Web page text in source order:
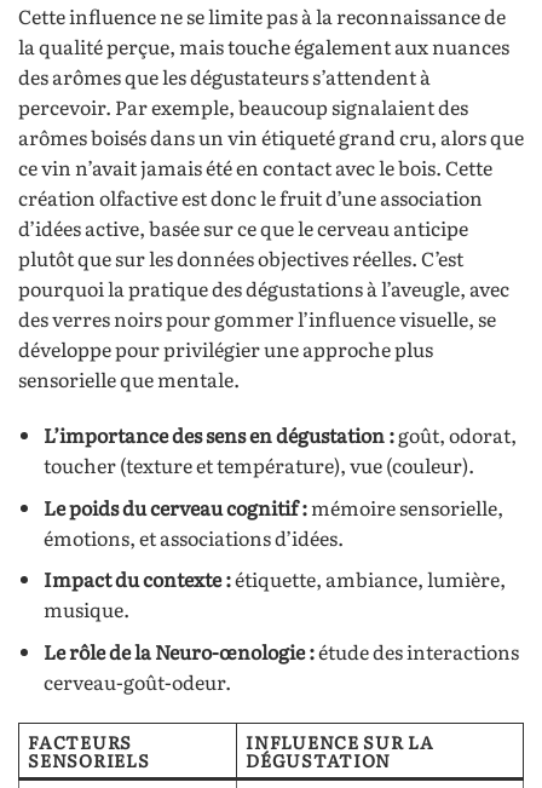
Cette influence ne se limite pas à la reconnaissance de
la qualité perçue, mais touche également aux nuances
des arômes que les dégustateurs s’attendent à
percevoir. Par exemple, beaucoup signalaient des
arômes boisés dans un vin étiqueté grand cru, alors que
ce vin n’avait jamais été en contact avec le bois. Cette
création olfactive est donc le fruit d’une association
d’idées active, basée sur ce que le cerveau anticipe
plutôt que sur les données objectives réelles. C’est
pourquoi la pratique des dégustations à l’aveugle, avec
des verres noirs pour gommer l’influence visuelle, se
développe pour privilégier une approche plus
sensorielle que mentale.
L’importance des sens en dégustation :goût, odorat,
toucher (texture et température), vue (couleur).
Le poids du cerveau cognitif :mémoire sensorielle,
émotions, et associations d’idées.
Impact du contexte :étiquette, ambiance, lumière,
musique.
Le rôle de la Neuro-œnologie :étude des interactions
cerveau-goût-odeur.
FACTEURS
SENSORIELS
INFLUENCE SUR LA
DÉGUSTATION